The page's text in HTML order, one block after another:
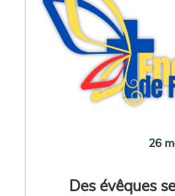
26
Des évêques